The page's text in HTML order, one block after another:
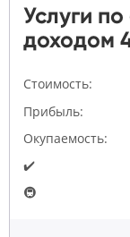
Услуги
доходом
Стоимость:
Прибыль:
Окупаемость:
✔️
🚇